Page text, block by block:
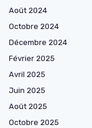
Août 2024
Octobre 2024
Décembre 2024
Février 2025
Avril 2025
Juin 2025
Août 2025
Octobre 2025